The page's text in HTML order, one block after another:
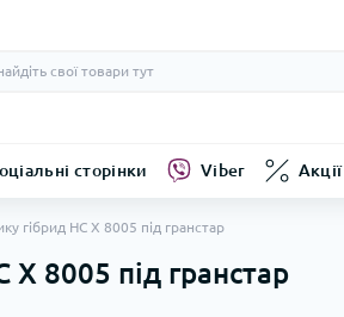
сторінки Viber Акції
гібрид НС Х 8005 під гранстар
Х 8005 під гранстар